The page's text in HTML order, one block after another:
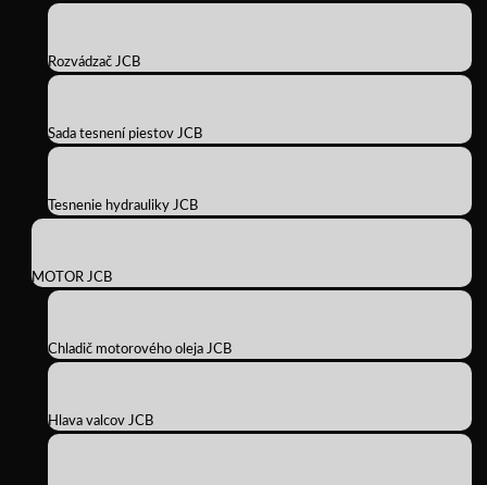
Rozvádzač JCB
Sada tesnení piestov JCB
Tesnenie hydrauliky JCB
MOTOR JCB
Chladič motorového oleja JCB
Hlava valcov JCB